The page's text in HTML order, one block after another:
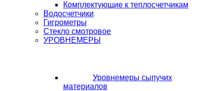
Комплектующие к теплосчетчикам
Водосчетчики
Гигрометры
Стекло смотровое
УРОВНЕМЕРЫ
Уровнемеры сыпучих
материалов